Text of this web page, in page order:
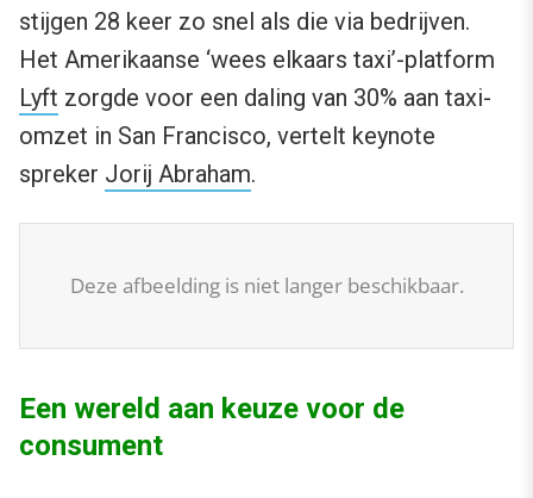
stijgen 28 keer zo snel als die via bedrijven.
Het Amerikaanse ‘wees elkaars taxi’-platform
Lyft zorgde voor een daling van 30% aan taxi-
omzet in San Francisco, vertelt keynote
spreker Jorij Abraham.
Deze afbeelding is niet langer beschikbaar.
Een wereld aan keuze voor de
consument